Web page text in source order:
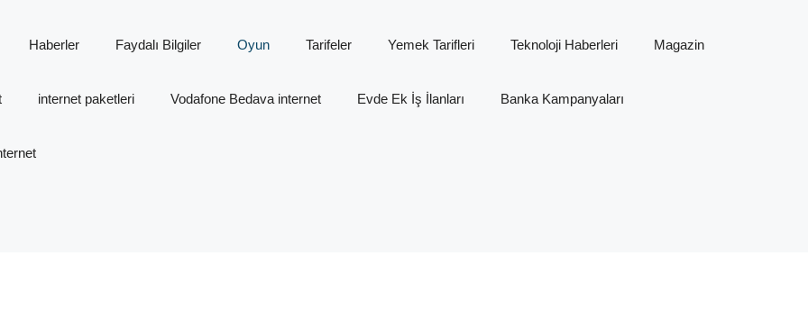
Haberler Faydalı Bilgiler Oyun Tarifeler Yemek Tarifleri Teknoloji Haberleri Magazin
internet paketleri Vodafone Bedava internet Evde Ek İş İlanları Banka Kampanyaları